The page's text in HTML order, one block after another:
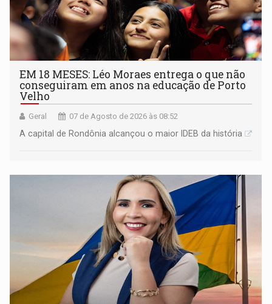
EM 18 MESES: Léo Moraes entrega o que não
conseguiram em anos na educação de Porto
Velho
Geral 07 de Agosto de 2026 às 08:52
A capital de Rondônia alcançou o maior IDEB da história